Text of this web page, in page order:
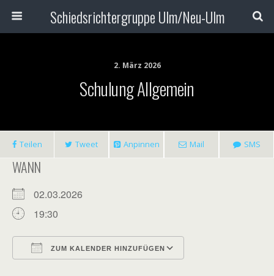
Schiedsrichtergruppe Ulm/Neu-Ulm
2. März 2026
Schulung Allgemein
Teilen Tweet Anpinnen Mail SMS
WANN
02.03.2026
19:30
ZUM KALENDER HINZUFÜGEN